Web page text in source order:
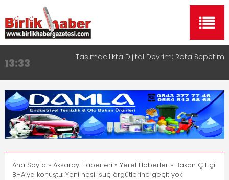
17:15
Aksaray OSB Bölge Müdürü Makam Koltuğunu
16:00
Aksaray Esnaf Rehberi ile Google ve Yapay Zeka
Aramalarında Öne Çıkın
8:23 Aksaray Esnaf Rehberi Hizmete Girdi
11:30
Birlikhaber.com Yayın Hayatına Başladı | Hızlı ve
Akıllı Haber Platformu
13:33 Taşımacılıkta Dijital Devrim: Rota Sepetim
Ana Sayfa » Aksaray Haberleri » Yerel Haberler» Bakan Çiftçi
BHA’ya konuştu: Yeni nesil suç örgütlerine geçit yok